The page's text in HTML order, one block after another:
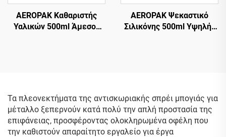
AEROPAK Καθαριστής
Υαλικών 500ml Άμεσος
AEROPAK Ψεκαστικό
Σιλικόνης 500ml Υψηλής
Τα πλεονεκτήματα της αντισκωριακής σπρέι μπογιάς για
μέταλλο ξεπερνούν κατά πολύ την απλή προστασία της
επιφάνειας, προσφέροντας ολοκληρωμένα οφέλη που
την καθιστούν απαραίτητο εργαλείο για έργα